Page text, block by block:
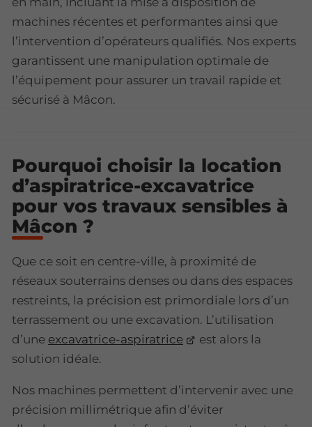
machines récentes et performantes ainsi que
l’intervention d’opérateurs qualifiés. Nos experts
garantissent une manipulation optimale de
l’équipement pour assurer un travail rapide et
sécurisé à Mâcon.
Pourquoi choisir la location
d’aspiratrice-excavatrice
pour vos travaux sensibles à
Mâcon ?
Que ce soit en centre-ville, à proximité de
réseaux souterrains denses ou dans des espaces
restreints, la précision est primordiale lors d’un
terrassement ou une excavation. L’utilisation
d’une excavatrice-aspiratrice
est alors la
solution idéale.
Nos machines permettent d’intervenir avec une
précision millimétrique afin d’éviter